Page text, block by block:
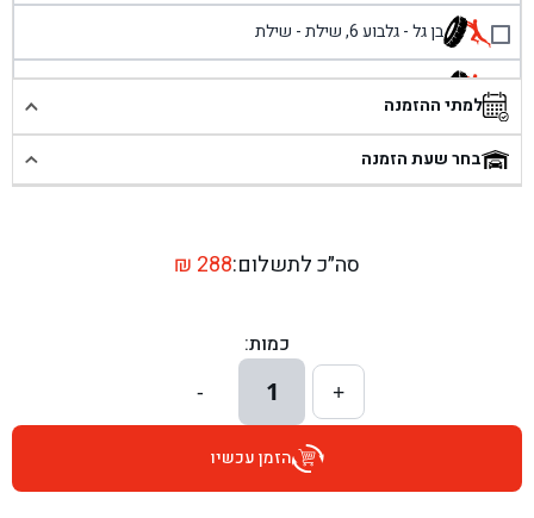
בן גל - גלבוע 6, שילת - שילת
בן גל - פוריידיס, כניסה צפונית מול כביש 4 - פרדיס
בן גל - שכונת אזור תעשייה זעירה, עיילבון - עיילבון
בן גל - דרך השבעה 20, אזור - אזור
בן גל - הרצל 6, גדרה - גדרה
בן גל - שדרות דוד בן גוריון 8, באר שבע - באר שבע
למתי ההזמנה
בחר שעת הזמנה
סה״כ לתשלום: ₪ 288
כמות:
+
1
-
הזמן עכשיו